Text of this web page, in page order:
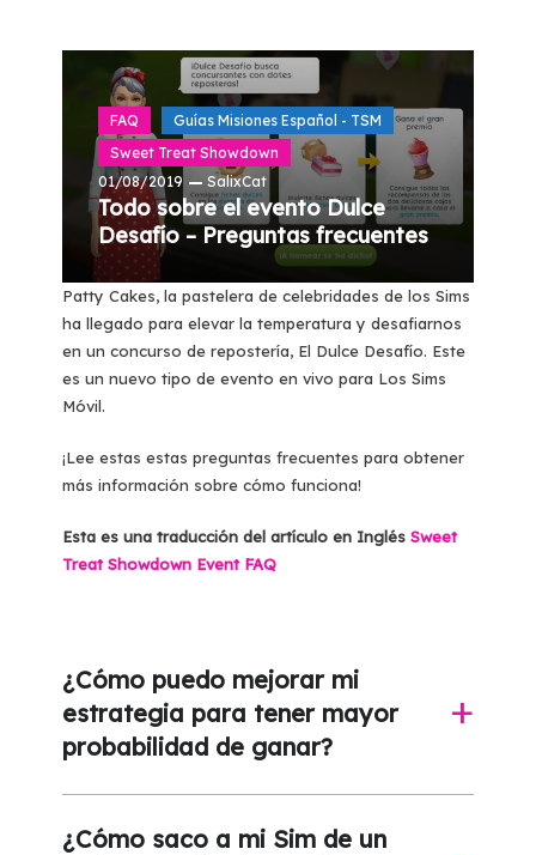
FAQ
Guías Misiones Español - TSM
Sweet Treat Showdown
01/08/2019
SalixCat
Todo sobre el evento Dulce
Desafío – Preguntas frecuentes
Patty Cakes, la pastelera de celebridades de los Sims
ha llegado para elevar la temperatura y desafiarnos
en un concurso de repostería, El Dulce Desafío. Este
es un nuevo tipo de evento en vivo para Los Sims
Móvil.
¡Lee estas estas preguntas frecuentes para obtener
más información sobre cómo funciona!
Esta es una traducción del artículo en Inglés Sweet
Treat Showdown Event FAQ
a
¿Cómo puedo mejorar mi
estrategia para tener mayor
probabilidad de ganar?
¿Cómo saco a mi Sim de un